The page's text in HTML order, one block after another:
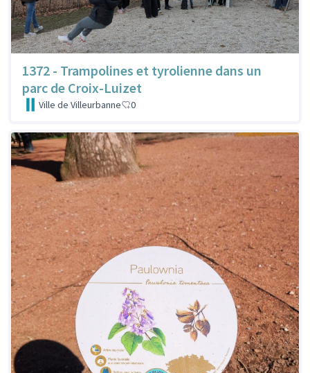
1372 - Trampolines et tyrolienne dans un
parc de Croix-Luizet
Ville de Villeurbanne 0